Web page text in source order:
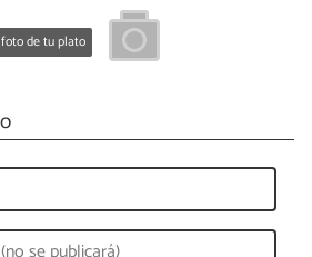
de tu plato